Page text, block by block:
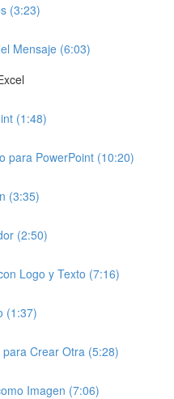
(3:23)
Mensaje (6:03)
(1:48)
para PowerPoint (10:20)
(3:35)
(2:50)
Logo y Texto (7:16)
(1:37)
Crear Otra (5:28)
Imagen (7:06)